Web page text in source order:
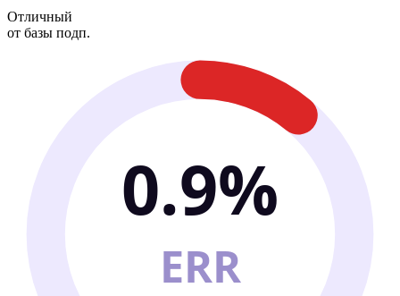
Отличный
от базы подп.
0.9%
ERR